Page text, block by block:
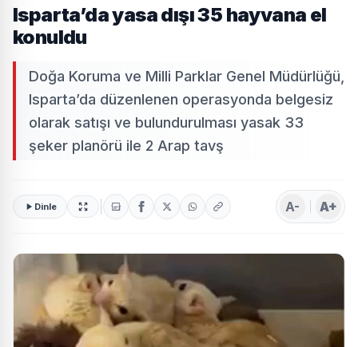
Isparta’da yasa dışı 35 hayvana el
konuldu
Doğa Koruma ve Milli Parklar Genel Müdürlüğü,
Isparta’da düzenlenen operasyonda belgesiz
olarak satışı ve bulundurulması yasak 33
şeker planörü ile 2 Arap tavş
Dinle A- A+